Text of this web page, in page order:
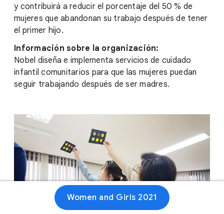
y contribuirá a reducir el porcentaje del 50 % de
mujeres que abandonan su trabajo después de tener
el primer hijo.
Información sobre la organización:
Nobel diseña e implementa servicios de cuidado
infantil comunitarios para que las mujeres puedan
seguir trabajando después de ser madres.
Women and Girls 2021